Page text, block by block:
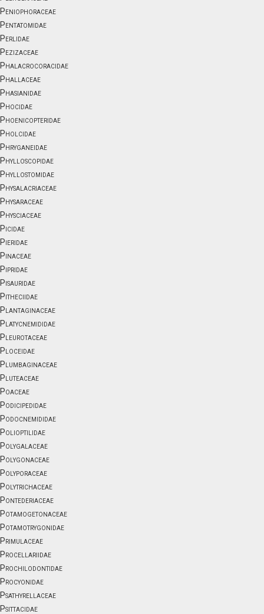
Peniophoraceae
Pentatomidae
Perlidae
Pezizaceae
Phalacrocoracidae
Phallaceae
Phasianidae
Phocidae
Phoenicopteridae
Pholcidae
Phryganeidae
Phylloscopidae
Phyllostomidae
Physalacriaceae
Physaraceae
Physciaceae
Picidae
Pieridae
Pinaceae
Pipridae
Pisauridae
Pitheciidae
Plantaginaceae
Platycnemididae
Pleurotaceae
Ploceidae
Plumbaginaceae
Pluteaceae
Poaceae
Podicipedidae
Podocnemididae
Polioptilidae
Polygalaceae
Polygonaceae
Polyporaceae
Polytrichaceae
Pontederiaceae
Potamogetonaceae
Potamotrygonidae
Primulaceae
Procellariidae
Prochilodontidae
Procyonidae
Psathyrellaceae
Psittacidae